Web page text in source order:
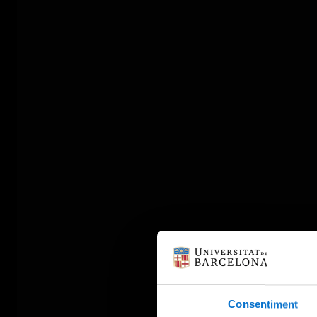
Consentiment